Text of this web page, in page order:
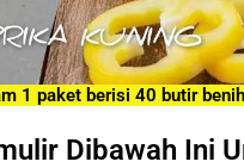
1 paket berisi 40 butir benih
Dibawah Ini